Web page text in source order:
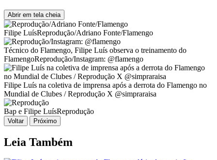
Abrir em tela cheia
Filipe LuísReprodução/Adriano Fonte/Flamengo
Técnico do Flamengo, Filipe Luís observa o treinamento do
FlamengoReprodução/Instagram: @flamengo
Filipe Luís na coletiva de imprensa após a derrota do Flamengo no
Mundial de Clubes / Reprodução X @simpraraisa
Bap e Filipe LuísReprodução
Voltar Próximo
Leia Também